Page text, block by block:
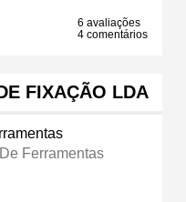
6 avaliações
4 comentários
FIXAÇÃO LDA
Ferramentas